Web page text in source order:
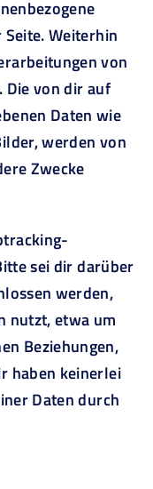
Weiterhin
von
von dir auf
Daten wie
werden von
Zwecke
sei dir darüber
werden,
nutzt, etwa um
Beziehungen,
haben keinerlei
Daten durch